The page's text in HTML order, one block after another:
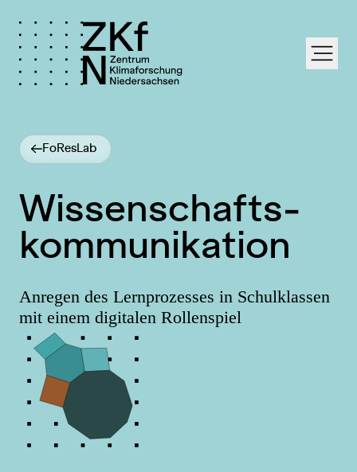
FoResLab
Wissenschafts­
kommunikation
Anregen des Lernprozesses in Schulklassen
mit einem digitalen Rollenspiel